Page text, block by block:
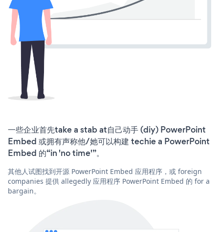
一些企业首先take a stab at自己动手 (diy) PowerPoint
Embed 或拥有声称他/她可以构建 techie a PowerPoint
Embed 的“in 'no time'”。
其他人试图找到开源 PowerPoint Embed 应用程序，或 foreign
companies 提供 allegedly 应用程序 PowerPoint Embed 的 for a
bargain。